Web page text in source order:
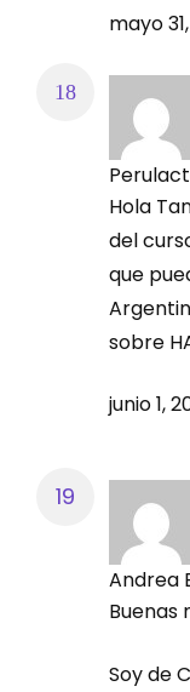
mayo
Hola
del
que
sobre
junio 1,
Andrea
Buenas
Soy de